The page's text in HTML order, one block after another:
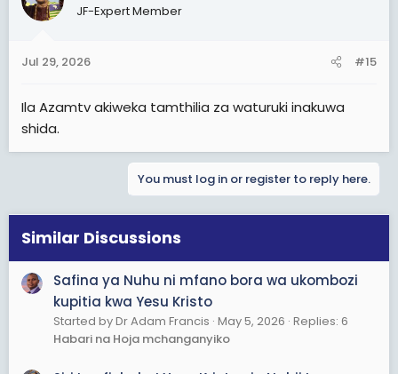
Kuhusu kuwa balozi wa Kristo, hakuna Mwislamu
Masihi na Mtume wa Mungu, tumfuate katika
alivyofanya.
Hilo ndilo fundisho ambalo Yesu alilihubiri, na ndilo
ambalo Qur'an pia inalithibitisha.
JF-Expert Member
Jul 29, 2026 #15
Ila Azamtv akiweka tamthilia za waturuki inakuwa
shida.
You must log in or register to reply here.
Similar Discussions
Safina ya Nuhu ni mfano bora wa ukombozi
kupitia kwa Yesu Kristo
Started by Dr Adam Francis May 5, 2026 Replies: 6
Habari na Hoja mchanganyiko